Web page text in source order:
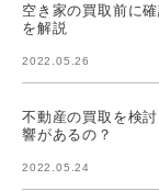
空き家の買取前に
を解説
2022.05.26
不動産の買取を検
響があるの？
2022.05.24